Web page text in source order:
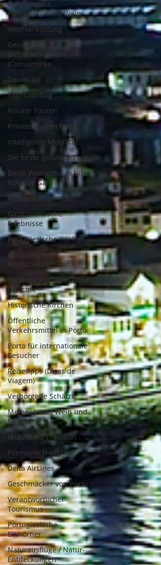
Geheimnisse
Portugiesischen Wein
Weinverkostung
Gesunder
Getränkekonsum
(Consumo sa
Douro-Tal
Tagesausflug
Private Touren
Private Touren Porto
Intelligente Mobilität
Die beste geführte Tour
Beste Weingüter in Vila
Nova de Gai
Familien und Kinder
Gastronomische
Erlebnisse
Portugiesische Küche
Kulinarische
Köstlichkeiten Porto
Typische Portugiesische
Gerichte
Historische Kirchen
Öffentliche
Verkehrsmittel in Porto
Porto für internationale
Besucher
Reisetipps (Dicas de
Viagem)
Verborgene Schätze
Momente mit Wein und
Musik
Musik und Tradition
Premium-Transfers
Delta AirLines
Geschmäcker von Porto
Verantwortlicher
Tourismus
Portugiesische
Einhörner
Naturausflüge / Natur-
Entdeckungen